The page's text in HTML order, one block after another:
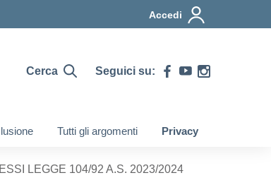
Accedi
Cerca Seguici su:
Tutti gli argomenti Privacy
LEGGE 104/92 A.S. 2023/2024